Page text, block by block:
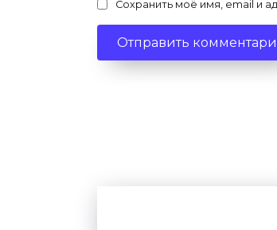
Сохранить моё имя, email и